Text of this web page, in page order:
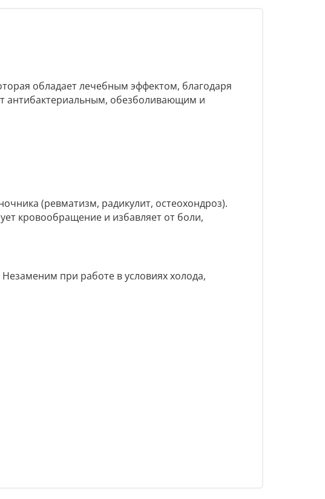
обладает лечебным эффектом, благодаря
антибактериальным, обезболивающим и
(ревматизм, радикулит, остеохондроз).
кровообращение и избавляет от боли,
при работе в условиях холода,